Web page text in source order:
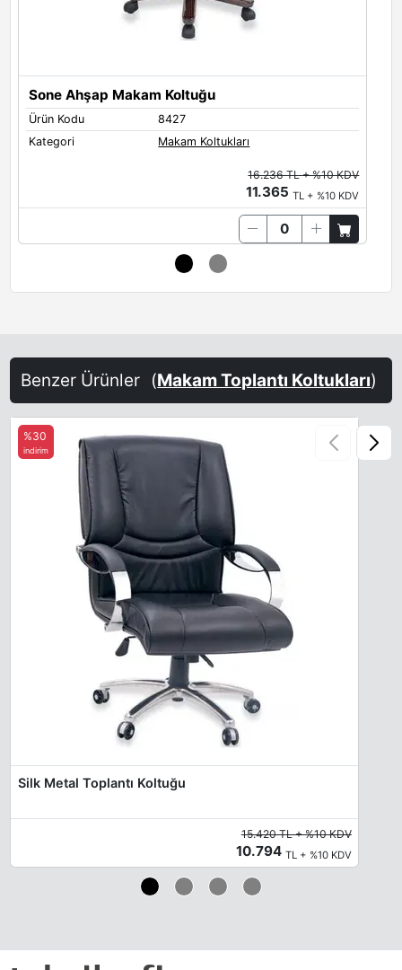
Sone Ahşap Makam Koltuğu
Ürün Kodu
8427
Kategori
Makam Koltukları
16.236 TL + %10 KDV
11.365TL + %10 KDV
Benzer Ürünler (Makam Toplantı Koltukları)
Silk Metal Toplantı Koltuğu
%30
indirim
15.420 TL + %10 KDV
10.794 TL + %10 KDV